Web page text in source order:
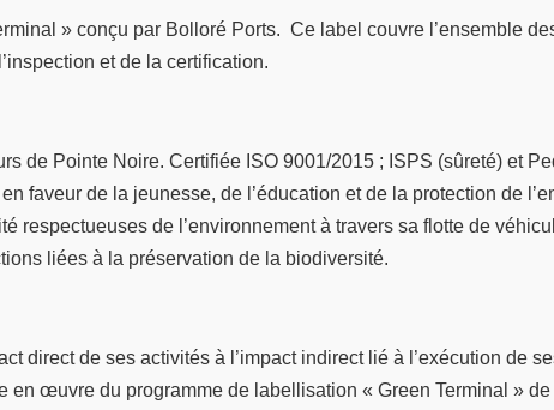
» conçu par Bolloré Ports. Ce label couvre l’ensemble
et de la certification.
de Pointe Noire. Certifiée ISO 9001/2015 ; ISPS (sûreté) et
faveur de la jeunesse, de l’éducation et de la protection de
de l’environnement à travers sa flotte de
liées à la préservation de la biodiversité.
direct de ses activités à l’impact indirect lié à l’exécution de
œuvre du programme de labellisation « Green Terminal »